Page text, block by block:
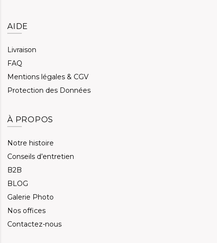
AIDE
Livraison
FAQ
Mentions légales & CGV
Protection des Données
À PROPOS
Notre histoire
Conseils d’entretien
B2B
BLOG
Galerie Photo
Nos offices
Contactez-nous